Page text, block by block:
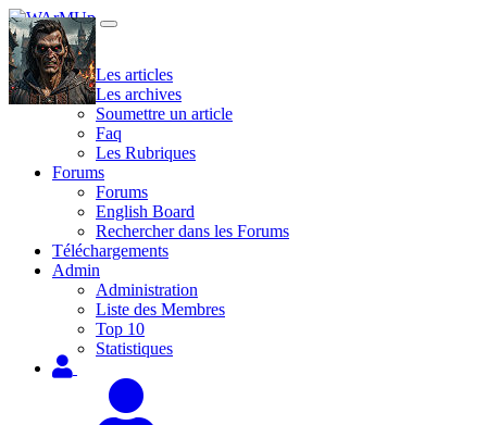
Site
Les articles
Les archives
Soumettre un article
Faq
Les Rubriques
Forums
Forums
English Board
Rechercher dans les Forums
Téléchargements
Admin
Administration
Liste des Membres
Top 10
Statistiques